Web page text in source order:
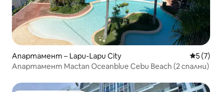
Апартамент – Lapu-Lapu City Средна
5 (7)
Апартамент Mactan Oceanblue Cebu Beach (2 спални)